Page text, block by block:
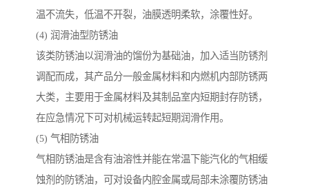
温不流失，低温不开裂，油膜透明柔软，涂覆性好。
(4) 润滑油型防锈油
该类防锈油以润滑油的馏份为基础油，加入适当防锈剂
调配而成，其产品分一般金属材料和内燃机内部防锈两
大类，主要用于金属材料及其制品室内短期封存防锈，
在应急情况下可对机械运转起短期润滑作用。
(5) 气相防锈油
气相防锈油是含有油溶性并能在常温下能汽化的气相缓
蚀剂的防锈油，可对设备内腔金属或局部未涂覆防锈油